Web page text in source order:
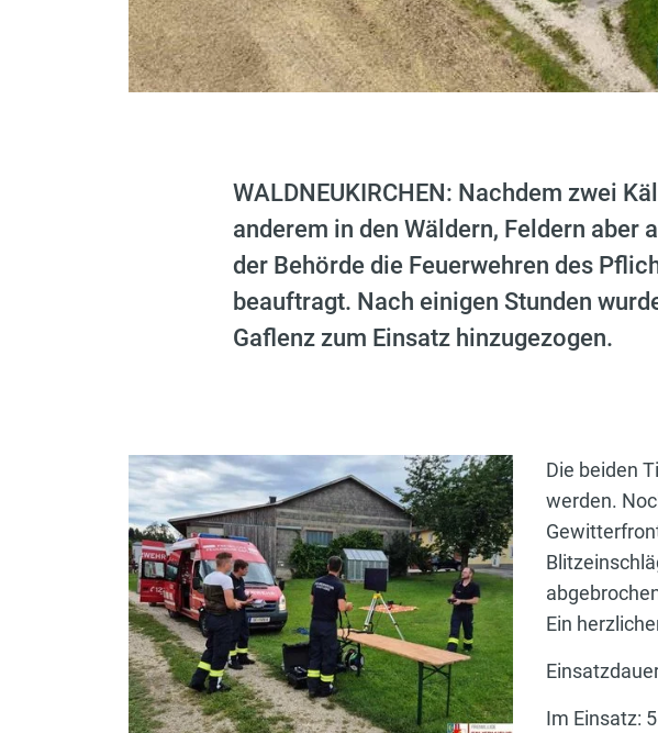
WALDNEUKIRCHEN: Nachdem zwei
anderem in den Wäldern, Feldern
der Behörde die Feuerwehren des
beauftragt. Nach einigen Stunden
Gaflenz zum Einsatz hinzugezogen.
Die beiden
werden.
Ein
Im Einsatz: